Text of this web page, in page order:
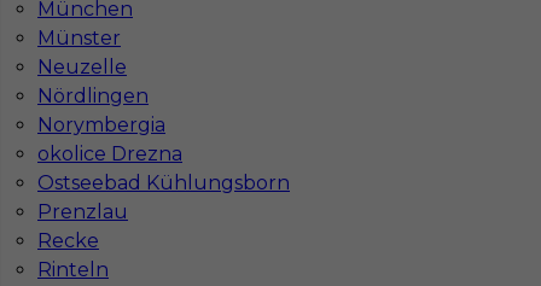
München
Münster
Neuzelle
Nördlingen
Norymbergia
okolice Drezna
Ostseebad Kühlungsborn
Prenzlau
Recke
Rinteln
Praca betoniarz Niemcy - bez języka
Kategoria Prace budowlane
Lokalizacja Niemcy , Germersheim
Wymagane języki
Stawka 14 - 16 € / h